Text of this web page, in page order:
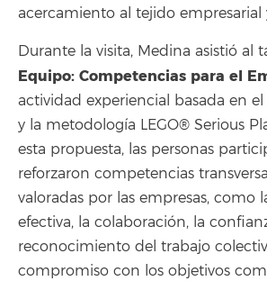
acercamiento al tejido empresarial
Durante la visita, Medina asistió al
Equipo: Competencias para el
actividad experiencial basada en
y la metodología LEGO® Serious
esta propuesta, las personas
reforzaron competencias
valoradas por las empresas, como
efectiva, la colaboración, la
reconocimiento del trabajo
compromiso con los objetivos